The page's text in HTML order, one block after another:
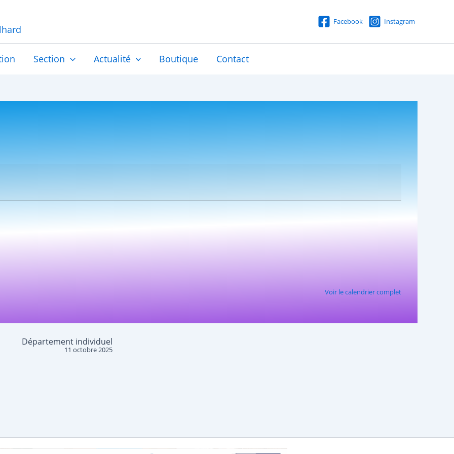
Facebook Instagram
Section Actualité Boutique Contact
Voir le calendrier complet
Département individuel
11 octobre 2025